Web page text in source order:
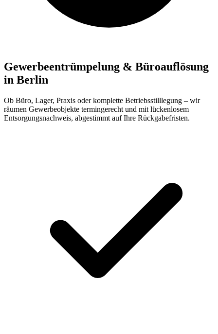
Gewerbeentrümpelung & Büroauflösung
in Berlin
Ob Büro, Lager, Praxis oder komplette Betriebsstilllegung – wir
räumen Gewerbeobjekte termingerecht und mit lückenlosem
Entsorgungsnachweis, abgestimmt auf Ihre Rückgabefristen.